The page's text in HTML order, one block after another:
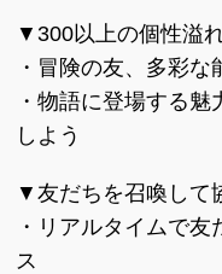
▼300以上の個性溢
・冒険の友、多彩
・物語に登場する
しよう
▼友だちを召喚して
・リアルタイムで
ス